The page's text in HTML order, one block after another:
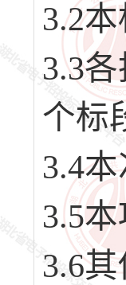
3.2
3.3
个标
3.4
3.5
3.6